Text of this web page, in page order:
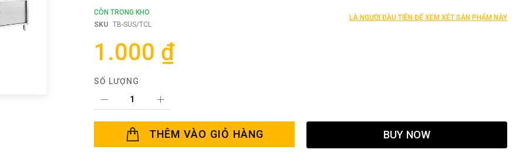
CÒN TRONG KHO
SKU TB-SUS/TCL
LÀ NGƯỜI ĐẦU TIÊN ĐỂ XEM XÉT SẢN PHẨM NÀY
1.000 ₫
SỐ LƯỢNG
THÊM VÀO GIỎ HÀNG BUY NOW